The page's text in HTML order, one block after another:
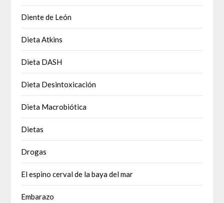
Diente de León
Dieta Atkins
Dieta DASH
Dieta Desintoxicación
Dieta Macrobiótica
Dietas
Drogas
El espino cerval de la baya del mar
Embarazo